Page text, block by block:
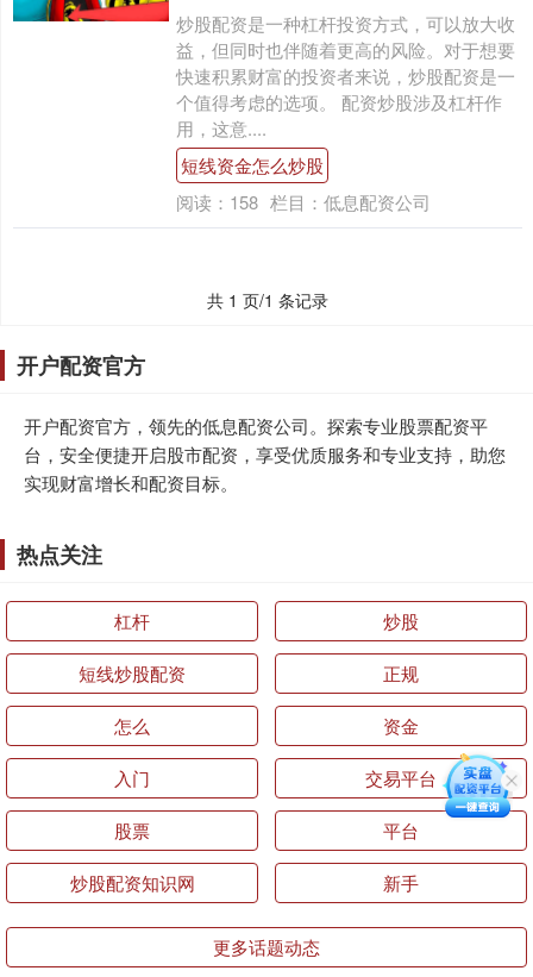
炒股配资是一种杠杆投资方式，可以放大收
益，但同时也伴随着更高的风险。对于想要
快速积累财富的投资者来说，炒股配资是一
个值得考虑的选项。 配资炒股涉及杠杆作
用，这意....
短线资金怎么炒股
阅读： 158 栏目： 低息配资公司
共 1 页/1 条记录
开户配资官方
开户配资官方，领先的低息配资公司。探索专业股票配资平
台，安全便捷开启股市配资，享受优质服务和专业支持，助您
实现财富增长和配资目标。
热点关注
杠杆 炒股
短线炒股配资 正规
怎么 资金
入门 交易平台
股票 平台
炒股配资知识网 新手
更多话题动态